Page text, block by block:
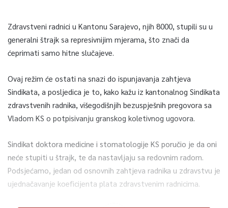
Zdravstveni radnici u Kantonu Sarajevo, njih 8000, stupili su u
generalni štrajk sa represivnijim mjerama, što znači da
ćeprimati samo hitne slučajeve.
Ovaj režim će ostati na snazi do ispunjavanja zahtjeva
Sindikata, a posljedica je to, kako kažu iz kantonalnog Sindikata
zdravstvenih radnika, višegodišnjih bezuspješnih pregovora sa
Vladom KS o potpisivanju granskog koletivnog ugovora.
Sindikat doktora medicine i stomatologije KS poručio je da oni
neće stupiti u štrajk, te da nastavljaju sa redovnim radom.
Podsjećamo, jedan od osnovnih zahtjeva radnika u zdravstvu je
ujednačavanje koeficijenta plata zdravstvenim radnicima.